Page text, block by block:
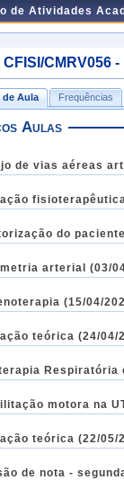
de Atividades
CFISI/CMRV056 -
Aula Frequências
Aulas
de vias aéreas
do
arterial (03/
(15/04/
teórica (24/04/
Respiratória
motora na
teórica (22/05/
de nota -